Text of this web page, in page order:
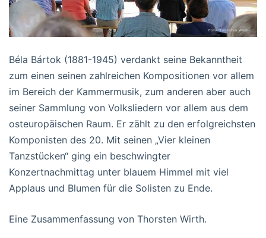
Béla Bártok (1881-1945) verdankt seine Bekanntheit
zum einen seinen zahlreichen Kompositionen vor allem
im Bereich der Kammermusik, zum anderen aber auch
seiner Sammlung von Volksliedern vor allem aus dem
osteuropäischen Raum. Er zählt zu den erfolgreichsten
Komponisten des 20. Mit seinen „Vier kleinen
Tanzstücken“ ging ein beschwingter
Konzertnachmittag unter blauem Himmel mit viel
Applaus und Blumen für die Solisten zu Ende.
Eine Zusammenfassung von Thorsten Wirth.